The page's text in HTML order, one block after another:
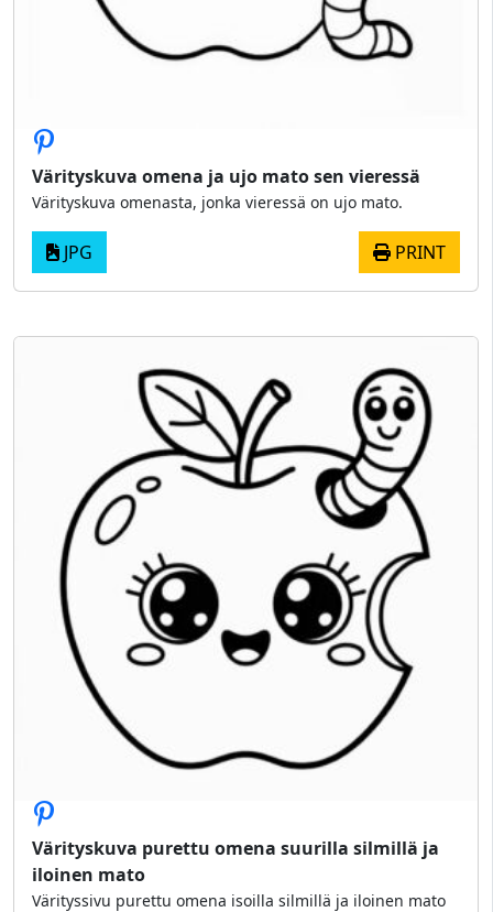
Värityskuva omena ja ujo mato sen vieressä
Värityskuva omenasta, jonka vieressä on ujo mato.
JPG PRINT
Värityskuva purettu omena suurilla silmillä ja
iloinen mato
Värityssivu purettu omena isoilla silmillä ja iloinen mato